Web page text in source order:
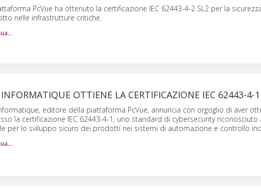
PcVue ha ottenuto la certificazione IEC 62443-4-2 SL2 per la
nelle infrastrutture critiche.
INFORMATIQUE OTTIENE LA CERTIFICAZIONE IEC 62443-4-1
editore della piattaforma PcVue, annuncia con orgoglio di aver
la certificazione IEC 62443-4-1, uno standard di cybersecurity riconosciuto
per lo sviluppo sicuro dei prodotti nei sistemi di automazione e controllo